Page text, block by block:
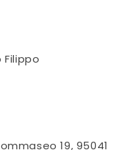
Filippo
19, 95041